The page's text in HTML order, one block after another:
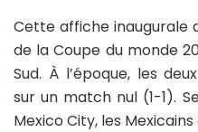
Cette affiche inaugurale
de la Coupe du monde
Sud. À l’époque, les
sur un match nul (1-1).
Mexico City, les